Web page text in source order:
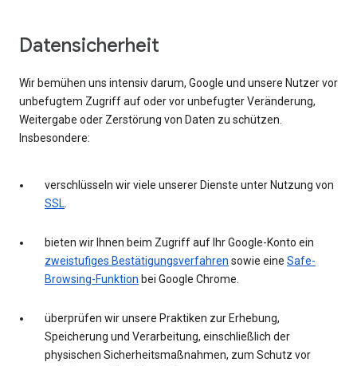
Datensicherheit
Wir bemühen uns intensiv darum, Google und unsere Nutzer vor
unbefugtem Zugriff auf oder vor unbefugter Veränderung,
Weitergabe oder Zerstörung von Daten zu schützen.
Insbesondere:
verschlüsseln wir viele unserer Dienste unter Nutzung von
SSL.
bieten wir Ihnen beim Zugriff auf Ihr Google-Konto ein
zweistufiges Bestätigungsverfahren sowie eine Safe-
Browsing-Funktion bei Google Chrome.
überprüfen wir unsere Praktiken zur Erhebung,
Speicherung und Verarbeitung, einschließlich der
physischen Sicherheitsmaßnahmen, zum Schutz vor